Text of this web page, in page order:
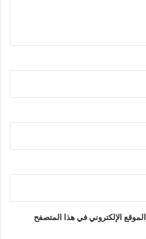
الإلكتروني في هذا المتصفح